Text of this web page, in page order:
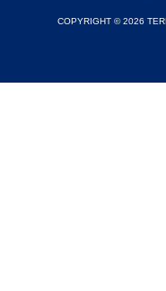
COPYRIGHT © 2026